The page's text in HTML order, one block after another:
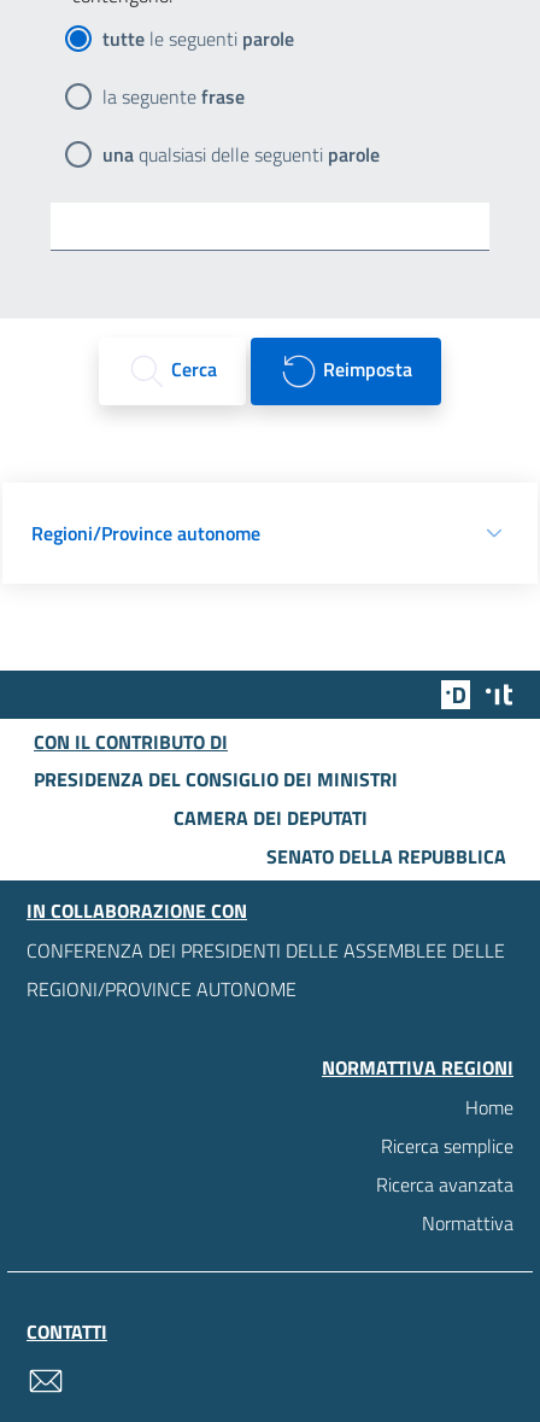
tutte le seguenti parole
la seguentefrase
unaqualsiasi delle seguenti parole
Cerca Reimposta
Regioni/Province autonome
Team
CON IL CONTRIBUTO DI
PRESIDENZA DEL CONSIGLIO DEI MINISTRI
CAMERA DEI DEPUTATI
SENATO DELLA REPUBBLICA
IN COLLABORAZIONE CON
CONFERENZA DEI PRESIDENTI DELLE ASSEMBLEE DELLE
REGIONI/PROVINCE AUTONOME
NORMATTIVA REGIONI
Home
Ricerca semplice
Ricerca avanzata
Normattiva
CONTATTI